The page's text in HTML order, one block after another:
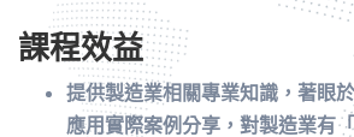
課程效益
提供製造業相關專業知識，著眼
應用實際案例分享，對製造業有